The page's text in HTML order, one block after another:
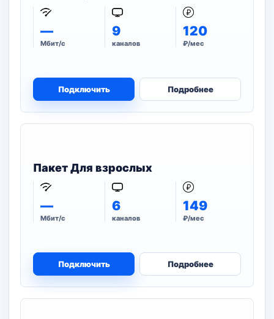
—
Мбит/с
9
каналов
120
₽/мес
Подключить Подробнее
Пакет Для взрослых
—
Мбит/с
6
каналов
149
₽/мес
Подключить Подробнее